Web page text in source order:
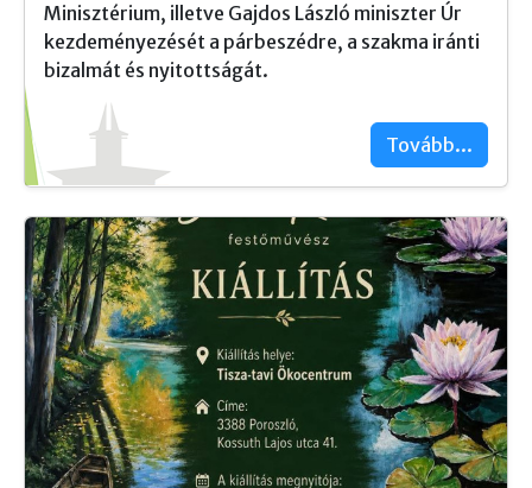
Minisztérium, illetve Gajdos László miniszter Úr
kezdeményezését a párbeszédre, a szakma iránti
bizalmát és nyitottságát.
Tovább...